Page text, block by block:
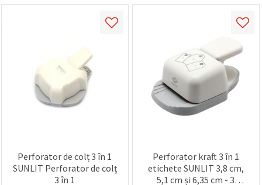
Perforator de colț 3 în 1
SUNLIT Perforator de colț
3 în 1
Perforator kraft 3 în 1
etichete SUNLIT 3,8 cm,
5,1 cm și 6,35 cm - 3